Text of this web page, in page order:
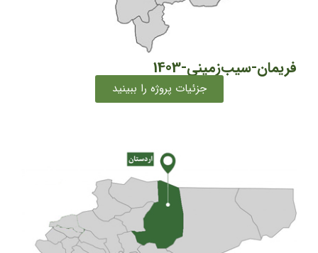
فریمان-سیب‌زمینی-1403
جزئیات پروژه را ببینید